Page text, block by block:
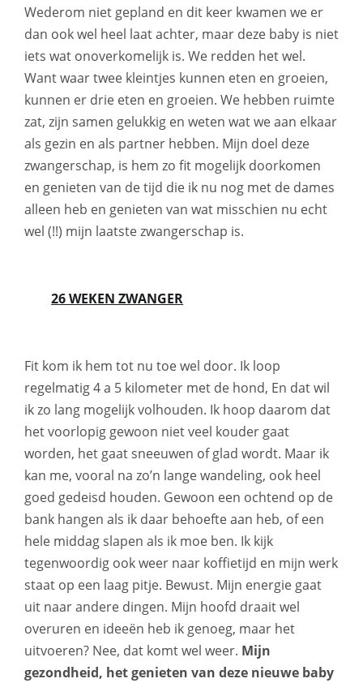
Wederom niet gepland en dit keer kwamen we er
dan ook wel heel laat achter, maar deze baby is niet
iets wat onoverkomelijk is. We redden het wel.
Want waar twee kleintjes kunnen eten en groeien,
kunnen er drie eten en groeien. We hebben ruimte
zat, zijn samen gelukkig en weten wat we aan elkaar
als gezin en als partner hebben. Mijn doel deze
zwangerschap, is hem zo fit mogelijk doorkomen
en genieten van de tijd die ik nu nog met de dames
alleen heb en genieten van wat misschien nu echt
wel (!!) mijn laatste zwangerschap is.
26 WEKEN ZWANGER
Fit kom ik hem tot nu toe wel door. Ik loop
regelmatig 4 a 5 kilometer met de hond, En dat wil
ik zo lang mogelijk volhouden. Ik hoop daarom dat
het voorlopig gewoon niet veel kouder gaat
worden, het gaat sneeuwen of glad wordt. Maar ik
kan me, vooral na zo’n lange wandeling, ook heel
goed gedeisd houden. Gewoon een ochtend op de
bank hangen als ik daar behoefte aan heb, of een
hele middag slapen als ik moe ben. Ik kijk
tegenwoordig ook weer naar koffietijd en mijn werk
staat op een laag pitje. Bewust. Mijn energie gaat
uit naar andere dingen. Mijn hoofd draait wel
overuren en ideeën heb ik genoeg, maar het
uitvoeren? Nee, dat komt wel weer. Mijn
gezondheid, het genieten van deze nieuwe baby